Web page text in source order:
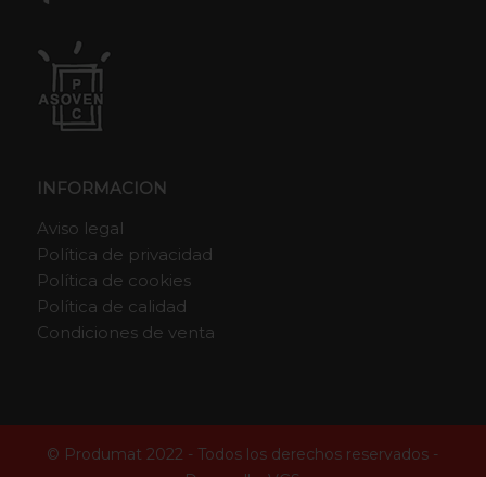
INFORMACION
Aviso legal
Política de privacidad
Política de cookies
Política de calidad
Condiciones de venta
© Produmat 2022 - Todos los derechos reservados -